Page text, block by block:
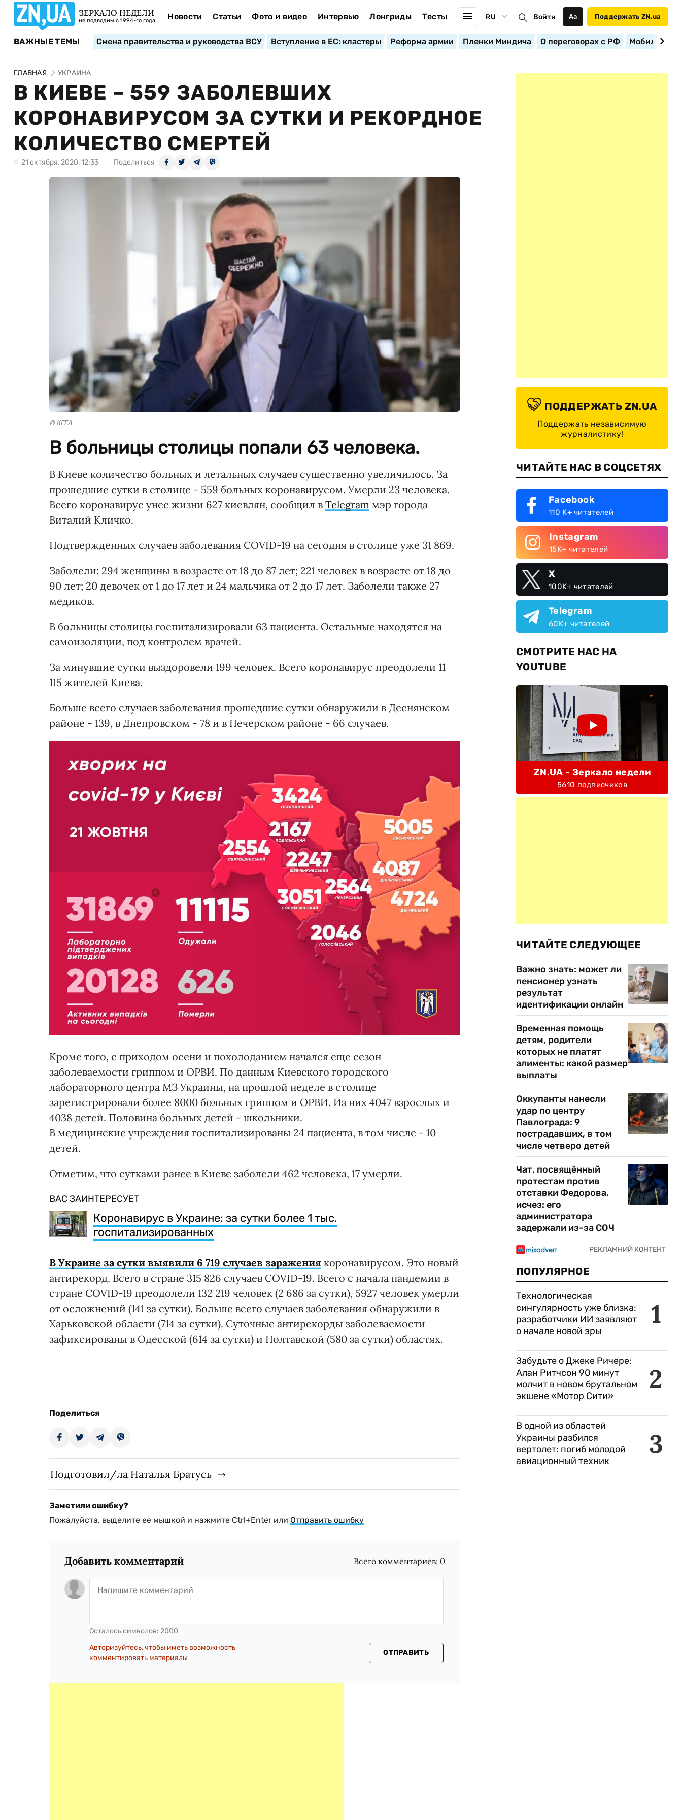
ЗЕРКАЛО НЕДЕЛИ
не подводим с 1994-го года Новости Статьи Фото и видео Интервью Лонгриды Тесты RU Войти Аа Поддержать ZN.ua
ВАЖНЫЕ ТЕМЫ Смена правительства и руководства ВСУ Вступление в ЕС: кластеры Реформа армии Пленки Миндича О переговорах с РФ
ГЛАВНАЯ УКРАИНА
В КИЕВЕ – 559 ЗАБОЛЕВШИХ
КОРОНАВИРУСОМ ЗА СУТКИ И РЕКОРДНОЕ
КОЛИЧЕСТВО СМЕРТЕЙ
21 октября, 2020, 12:33 Поделиться
© КГГА
В больницы столицы попали 63 человека.
В Киеве количество больных и летальных случаев существенно увеличилось. За
прошедшие сутки в столице - 559 больных коронавирусом. Умерли 23 человека.
Всего коронавирус унес жизни 627 киевлян, сообщил в Telegram мэр города
Виталий Кличко.
Подтвержденных случаев заболевания COVID-19 на сегодня в столице уже 31 869.
Заболели: 294 женщины в возрасте от 18 до 87 лет; 221 человек в возрасте от 18 до
90 лет; 20 девочек от 1 до 17 лет и 24 мальчика от 2 до 17 лет. Заболели также 27
медиков.
В больницы столицы госпитализировали 63 пациента. Остальные находятся на
самоизоляции, под контролем врачей.
За минувшие сутки выздоровели 199 человек. Всего коронавирус преодолели 11
115 жителей Киева.
Больше всего случаев заболевания прошедшие сутки обнаружили в Деснянском
районе - 139, в Днепровском - 78 и в Печерском районе - 66 случаев.
Кроме того, с приходом осени и похолоданием начался еще сезон
заболеваемости гриппом и ОРВИ. По данным Киевского городского
лабораторного центра МЗ Украины, на прошлой неделе в столице
зарегистрировали более 8000 больных гриппом и ОРВИ. Из них 4047 взрослых и
4038 детей. Половина больных детей - школьники.
В медицинские учреждения госпитализированы 24 пациента, в том числе - 10
детей.
Отметим, что сутками ранее в Киеве заболели 462 человека, 17 умерли.
ВАС ЗАИНТЕРЕСУЕТ
Коронавирус в Украине: за сутки более 1 тыс.
госпитализированных
В Украине за сутки выявили 6 719 случаев заражения коронавирусом. Это новый
антирекорд. Всего в стране 315 826 случаев COVID-19. Всего с начала пандемии в
стране COVID-19 преодолели 132 219 человек (2 686 за сутки), 5927 человек умерли
от осложнений (141 за сутки). Больше всего случаев заболевания обнаружили в
Харьковской области (714 за сутки). Суточные антирекорды заболеваемости
зафиксированы в Одесской (614 за сутки) и Полтавской (580 за сутки) областях.
Поделиться
Подготовил/ла Наталья Братусь
Заметили ошибку?
Пожалуйста, выделите ее мышкой и нажмите Ctrl+Enter или Отправить ошибку
Добавить комментарий Всего комментариев: 0
Осталось символов: 2000
Авторизуйтесь, чтобы иметь возможность
комментировать материалы
ОТПРАВИТЬ
ПОДДЕРЖАТЬ ZN.UA
Поддержать независимую
журналистику!
ЧИТАЙТЕ НАС В СОЦСЕТЯХ
Facebook
110 K+ читателей
Instagram
15K+ читателей
X
100K+ читателей
Telegram
60K+ читателей
СМОТРИТЕ НАС НА
YOUTUBE
ZN.UA - Зеркало недели
5610 подписчиков
ЧИТАЙТЕ СЛЕДУЮЩЕЕ
Важно знать: может ли
пенсионер узнать
результат
идентификации онлайн
Временная помощь
детям, родители
которых не платят
алименты: какой размер
выплаты
Оккупанты нанесли
удар по центру
Павлограда: 9
пострадавших, в том
числе четверо детей
Чат, посвящённый
протестам против
отставки Федорова,
исчез: его
администратора
задержали из-за СОЧ
ПОПУЛЯРНОЕ
1
Технологическая
сингулярность уже близка:
разработчики ИИ заявляют
о начале новой эры
2
Забудьте о Джеке Ричере:
Алан Ритчсон 90 минут
молчит в новом брутальном
экшене «Мотор Сити»
3
В одной из областей
Украины разбился
вертолет: погиб молодой
авиационный техник